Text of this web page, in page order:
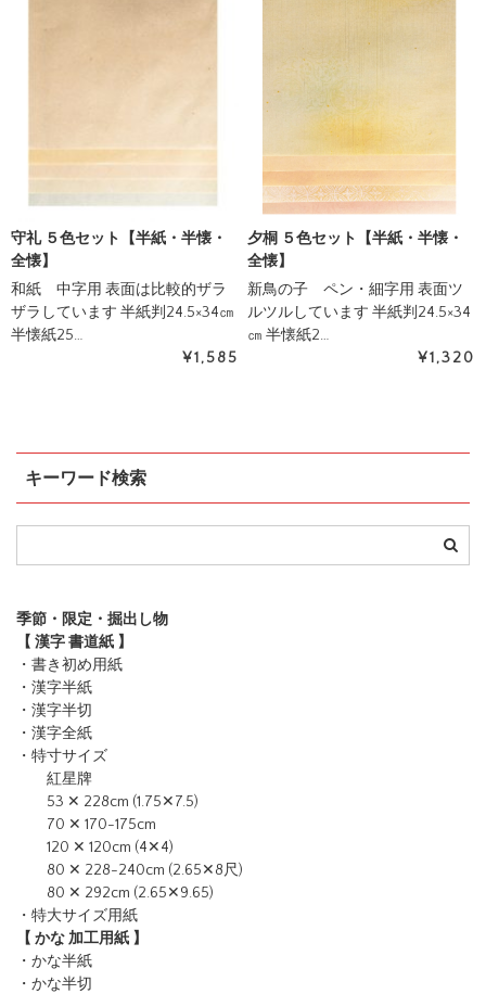
守礼 ５色セット【半紙・半懐・
全懐】
和紙 中字用 表面は比較的ザラ
ザラしています 半紙判24.5×34㎝
半懐紙25…
¥1,585
夕桐 ５色セット【半紙・半懐・
全懐】
新鳥の子 ペン・細字用 表面ツ
ルツルしています 半紙判24.5×34
㎝ 半懐紙2…
¥1,320
キーワード検索
季節・限定・掘出し物
【 漢字 書道紙 】
・書き初め用紙
・漢字半紙
・漢字半切
・漢字全紙
・特寸サイズ
紅星牌
53 ✕ 228cm (1.75✕7.5)
70 ✕ 170-175cm
120 ✕ 120cm (4✕4)
80 ✕ 228-240cm (2.65✕8尺)
80 ✕ 292cm (2.65✕9.65)
・特大サイズ用紙
【 かな 加工用紙 】
・かな半紙
・かな半切